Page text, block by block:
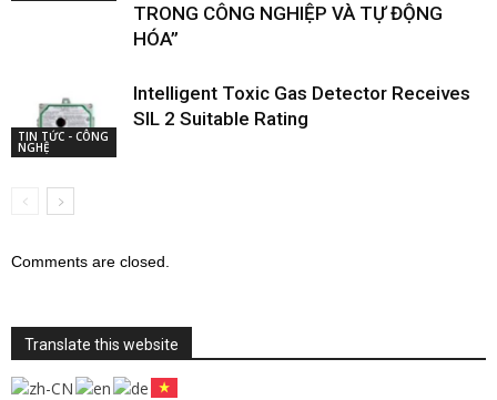
TRONG CÔNG NGHIỆP VÀ TỰ ĐỘNG
HÓA”
TIN TỨC - CÔNG
NGHỆ
Intelligent Toxic Gas Detector Receives
SIL 2 Suitable Rating
Comments are closed.
Translate this website